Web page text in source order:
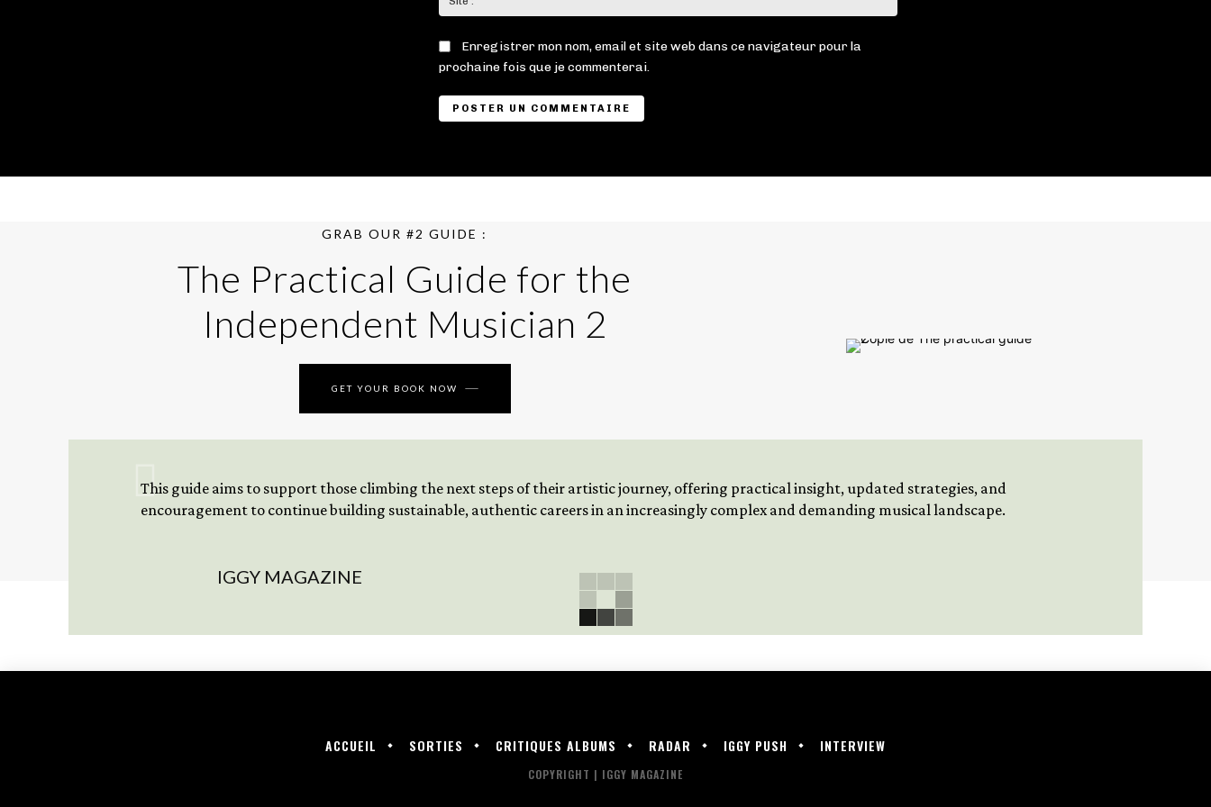
:
Enregistrer mon nom, email et site web dans ce navigateur pour la
prochaine fois que je commenterai.
GRAB OUR #2 GUIDE :
The Practical Guide for the
Independent Musician 2
GET YOUR BOOK NOW
This guide aims to support those climbing the next steps of their artistic journey, offering practical insight, updated strategies, and
encouragement to continue building sustainable, authentic careers in an increasingly complex and demanding musical landscape.
IGGY MAGAZINE
ACCUEIL SORTIES CRITIQUES ALBUMS RADAR IGGY PUSH INTERVIEW
COPYRIGHT | IGGY MAGAZINE